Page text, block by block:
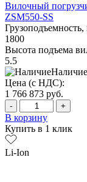
Вилочный
ZSM550-SS
Грузоподъемность,
1800
Высота подъема
5.5
Наличие
Цена (с НДС):
1 766 873 руб.
- +
В корзину
Купить в 1 клик
Li-Ion